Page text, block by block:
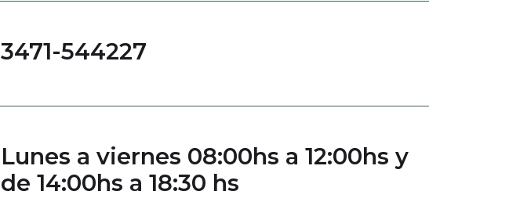
3471-544227
Lunes a viernes 08:00hs a 12:00hs y
de 14:00hs a 18:30 hs